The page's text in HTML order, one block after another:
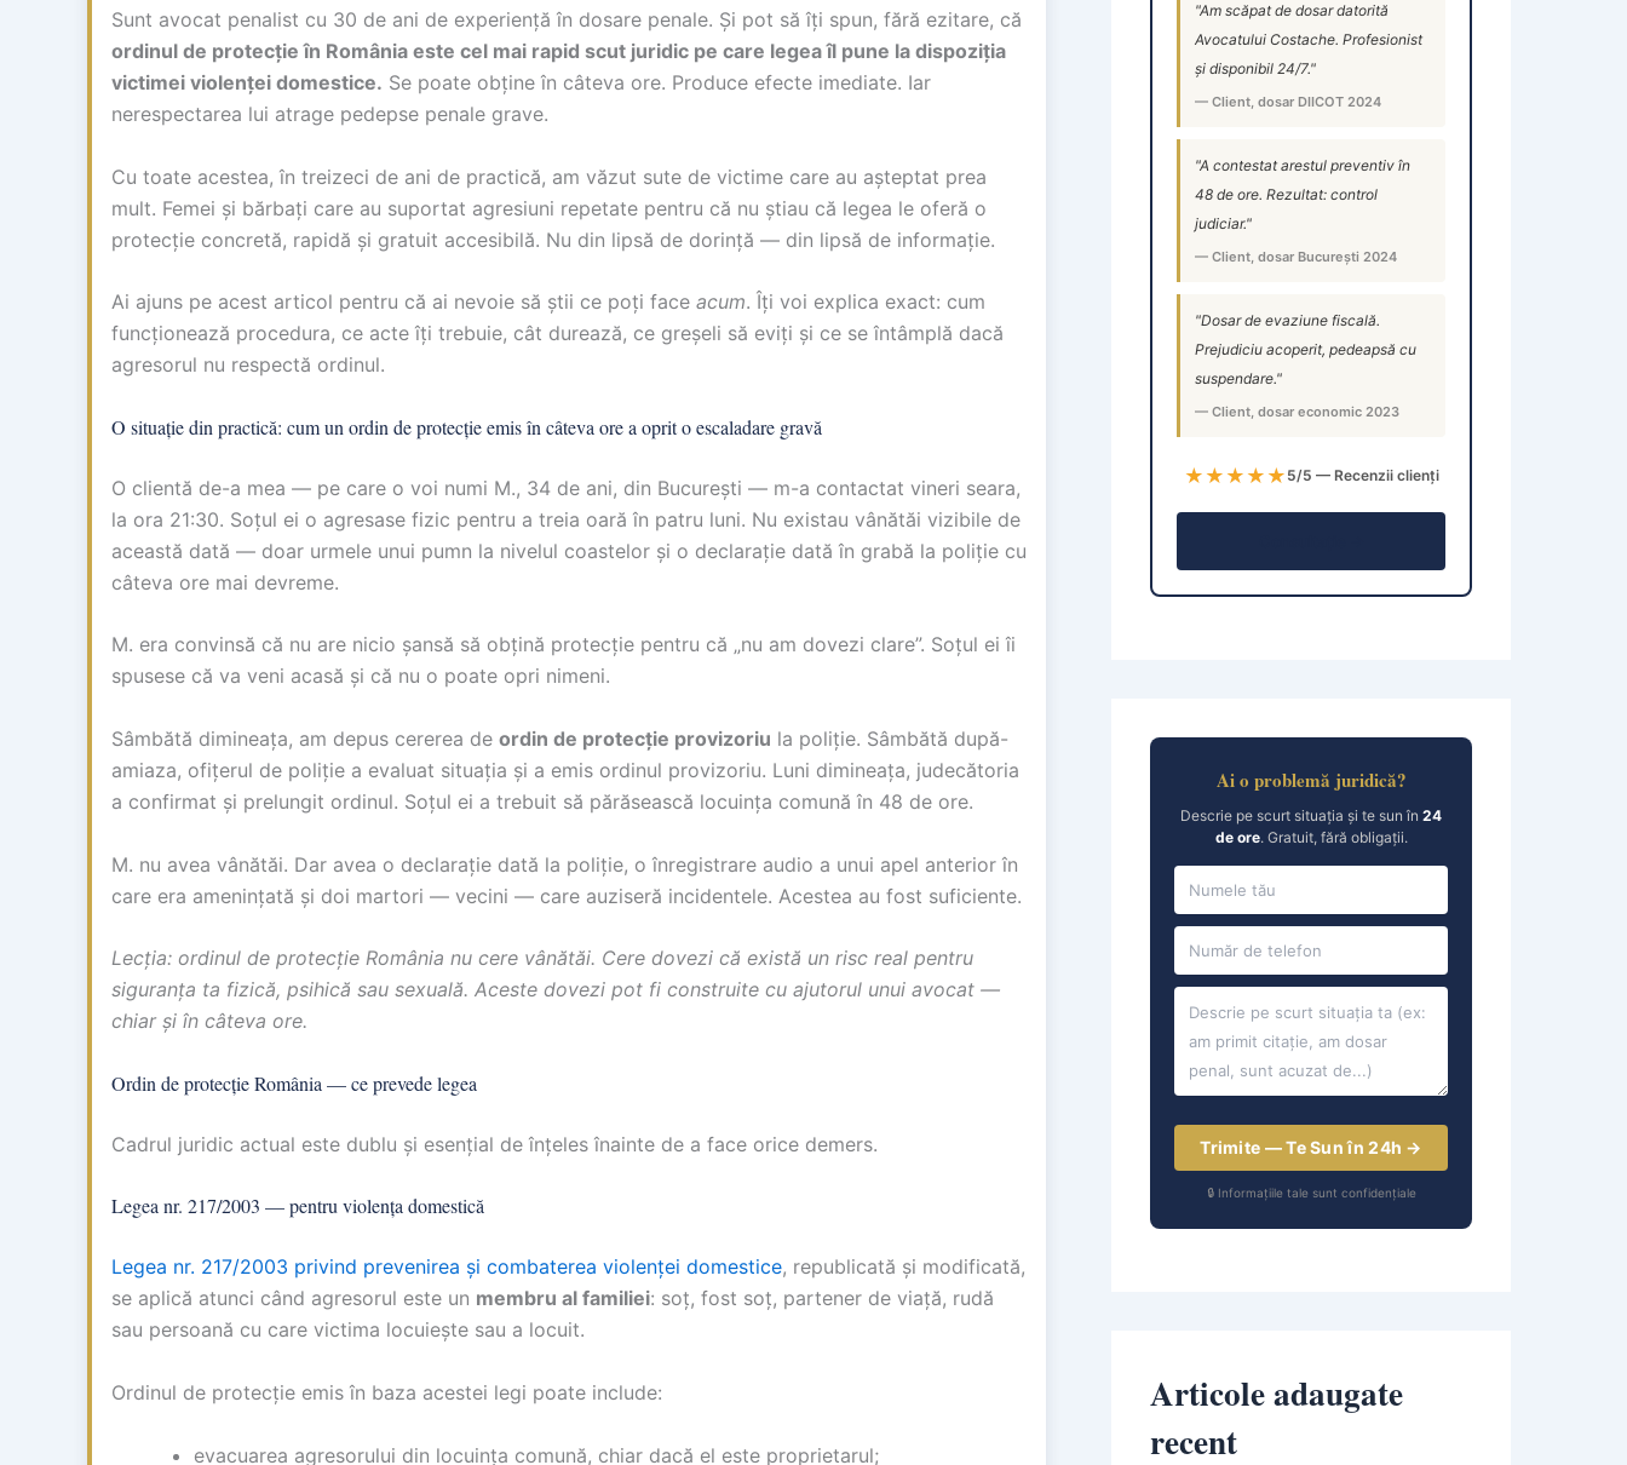
Sunt avocat penalist cu 30 de ani de experiență în dosare penale. Și pot să îți spun, fără ezitare, că
ordinul de protecție în România este cel mai rapid scut juridic pe care legea îl pune la dispoziția
victimei violenței domestice. Se poate obține în câteva ore. Produce efecte imediate. Iar
nerespectarea lui atrage pedepse penale grave.
Cu toate acestea, în treizeci de ani de practică, am văzut sute de victime care au așteptat prea
mult. Femei și bărbați care au suportat agresiuni repetate pentru că nu știau că legea le oferă o
protecție concretă, rapidă și gratuit accesibilă. Nu din lipsă de dorință — din lipsă de informație.
Ai ajuns pe acest articol pentru că ai nevoie să știi ce poți face acum. Îți voi explica exact: cum
funcționează procedura, ce acte îți trebuie, cât durează, ce greșeli să eviți și ce se întâmplă dacă
agresorul nu respectă ordinul.
O situație din practică: cum un ordin de protecție emis în câteva ore a oprit o escaladare gravă
O clientă de-a mea — pe care o voi numi M., 34 de ani, din București — m-a contactat vineri seara,
la ora 21:30. Soțul ei o agresase fizic pentru a treia oară în patru luni. Nu existau vânătăi vizibile de
această dată — doar urmele unui pumn la nivelul coastelor și o declarație dată în grabă la poliție cu
câteva ore mai devreme.
M. era convinsă că nu are nicio șansă să obțină protecție pentru că „nu am dovezi clare”. Soțul ei îi
spusese că va veni acasă și că nu o poate opri nimeni.
Sâmbătă dimineața, am depus cererea de ordin de protecție provizoriu la poliție. Sâmbătă după-
amiaza, ofițerul de poliție a evaluat situația și a emis ordinul provizoriu. Luni dimineața, judecătoria
a confirmat și prelungit ordinul. Soțul ei a trebuit să părăsească locuința comună în 48 de ore.
M. nu avea vânătăi. Dar avea o declarație dată la poliție, o înregistrare audio a unui apel anterior în
care era amenințată și doi martori — vecini — care auziseră incidentele. Acestea au fost suficiente.
Lecția: ordinul de protecție România nu cere vânătăi. Cere dovezi că există un risc real pentru
siguranța ta fizică, psihică sau sexuală. Aceste dovezi pot fi construite cu ajutorul unui avocat —
chiar și în câteva ore.
Ordin de protecție România — ce prevede legea
Cadrul juridic actual este dublu și esențial de înțeles înainte de a face orice demers.
Legea nr. 217/2003 — pentru violența domestică
Legea nr. 217/2003 privind prevenirea și combaterea violenței domestice, republicată și modificată,
se aplică atunci când agresorul este un membru al familiei: soț, fost soț, partener de viață, rudă
sau persoană cu care victima locuiește sau a locuit.
Ordinul de protecție emis în baza acestei legi poate include:
evacuarea agresorului din locuința comună, chiar dacă el este proprietarul;
"Am scăpat de dosar datorită
Avocatului Costache. Profesionist
și disponibil 24/7."
— Client, dosar DIICOT 2024
"A contestat arestul preventiv în
48 de ore. Rezultat: control
judiciar."
— Client, dosar București 2024
"Dosar de evaziune fiscală.
Prejudiciu acoperit, pedeapsă cu
suspendare."
— Client, dosar economic 2023
★★★★★ 5/5 — Recenzii clienți
Ai o problemă juridică?
Descrie pe scurt situația și te sun în 24
de ore. Gratuit, fără obligații.
Trimite — Te Sun în 24h →
🔒 Informațiile tale sunt confidențiale
Articole adaugate
recent